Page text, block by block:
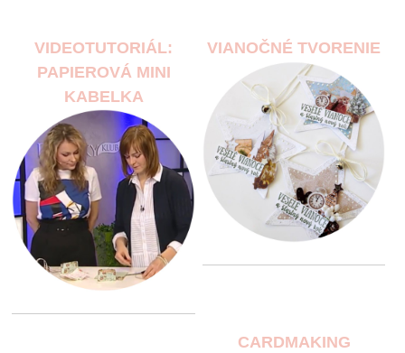
VIDEOTUTORIÁL:
PAPIEROVÁ MINI
KABELKA
VIANOČNÉ TVORENIE
CARDMAKING